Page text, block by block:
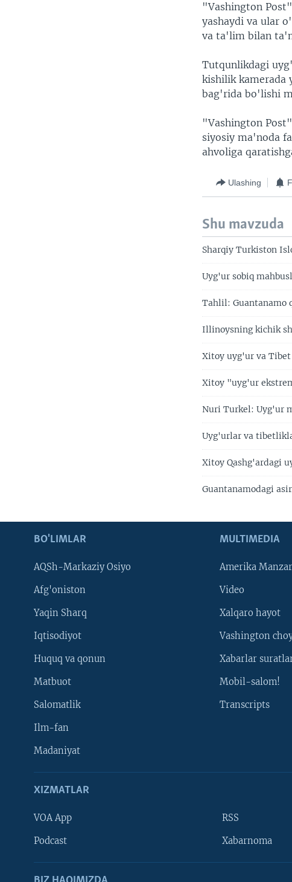
"Vashington
yashaydi va ular
va ta'lim bilan
Tutqunlikdagi
kishilik kamerada
bag'rida bo'lishi
"Vashington
siyosiy ma'noda
ahvoliga
Ulashing
Shu mavzuda
Sharqiy Turkiston
Uyg'ur sobiq
Tahlil: Guantanamo
Illinoysning kichik
Xitoy uyg'ur va
Xitoy "uyg'ur
Nuri Turkel: Uyg'ur
Uyg'urlar va
Xitoy Qashg'ardagi
Guantanamodagi
BO'LIMLAR
AQSh-Markaziy Osiyo
Afg'oniston
Yaqin Sharq
Iqtisodiyot
Huquq va qonun
Matbuot
Salomatlik
Ilm-fan
Madaniyat
MULTIMEDIA
Amerika
Video
Xalqaro hayot
Vashington
Xabarlar
Mobil-salom!
Transcripts
XIZMATLAR
VOA App
Podcast
RSS
Xabarnoma